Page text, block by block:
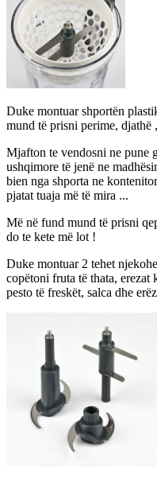
Duke montuar shportën
mund të prisni perime,
Mjafton te vendosni ne pune
ushqimore të jenë ne
bien nga shporta ne
pjatat tuaja më të mira ...
Më në fund mund të prisni
do te kete më lot !
Duke montuar 2 tehet
copëtoni fruta të thata, erezat
pesto të freskët, salca dhe